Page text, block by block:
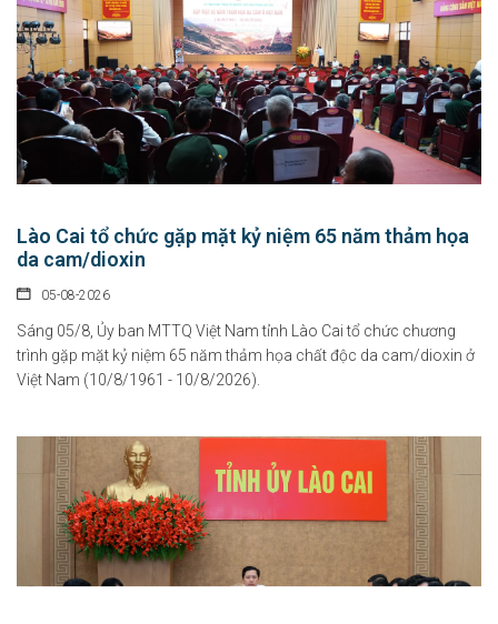
Lào Cai tổ chức gặp mặt kỷ niệm 65 năm thảm họa
da cam/dioxin
05-08-2026
Sáng 05/8, Ủy ban MTTQ Việt Nam tỉnh Lào Cai tổ chức chương
trình gặp mặt kỷ niệm 65 năm thảm họa chất độc da cam/dioxin ở
Việt Nam (10/8/1961 - 10/8/2026).
Chính sách hỗ trợ doanh nghiệp và thu hút đầu tư trong lĩnh vực
văn hóa số
07-08-2026